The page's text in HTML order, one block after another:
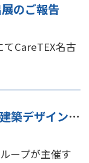
のご報告
CareTEX名古
第８回未来こども園建築デザインコンペ 表彰
ープが主催す